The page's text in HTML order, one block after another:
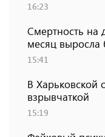
16:23
Смертность на
месяц выросла
15:41
В Харьковской
взрывчаткой
15:19